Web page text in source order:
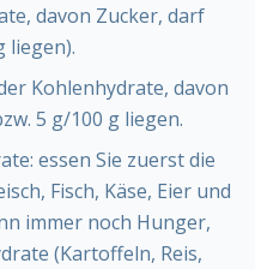
davon Zucker, darf
liegen).
Kohlenhydrate, davon
5 g/100 g liegen.
essen Sie zuerst die
Fisch, Käse, Eier und
immer noch Hunger,
(Kartoffeln, Reis,